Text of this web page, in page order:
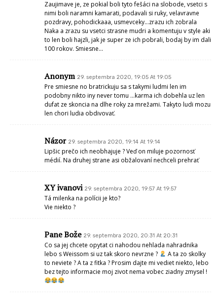
Zaujimave je, ze pokial boli tyto fešáci na slobode, vsetci s
nimi boli naramni kamarati, podavali si ruky, velavravne
pozdravy, pohodickaaa, usmevceky…zrazu ich zobrala
Naka a zrazu su vsetci strasne mudri a komentuju v style aki
to len boli hajzli, jak je super ze ich pobrali, bodaj by im dali
100 rokov. Smiesne…
Anonym 29. septembra 2020, 19:05 At 19:05
Pre smiesne no bratrickuju sa s takymi ludmi len im
podobny nikto iny never tomu …karma ich dobehla uz len
dufat ze skoncia na dlhe roky za mrežami. Takyto ludi mozu
len chori ludia obdivovať.
Názor 29. septembra 2020, 19:14 At 19:14
Lipšic prečo ich neobhajuje ? Veď on miluje pozornosť
médií. Na druhej strane asi obžalovaní nechceli prehrať
XY ivanovi 29. septembra 2020, 19:57 At 19:57
Tá milenka na polícii je kto?
Vie niekto ?
Pane Bože 29. septembra 2020, 20:31 At 20:31
Co sa jej chcete opytat ci nahodou nehlada nahradnika
lebo s Weissom si uz tak skoro nevrzne ?
A ta zo skolky
to neviete ? A ta z fitka ? Prosim dajte mi vediet niekto, lebo
bez tejto informacie moj zivot nema vobec ziadny zmysel !